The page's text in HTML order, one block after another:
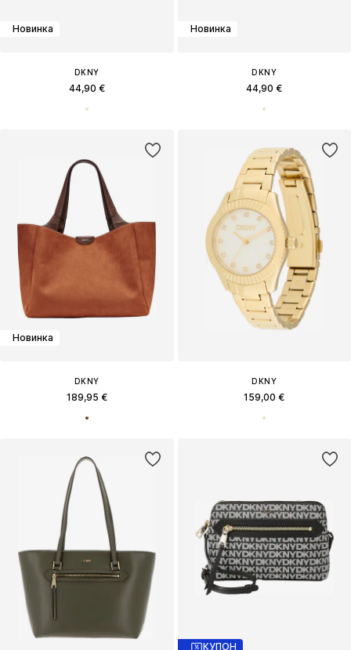
Новинка
DKNY
44,90 €
Новинка
DKNY
44,90 €
Новинка
DKNY
189,95 €
DKNY
159,00 €
КУПОН